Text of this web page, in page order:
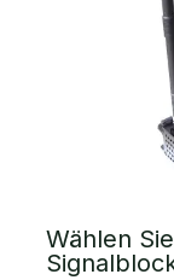
Wählen